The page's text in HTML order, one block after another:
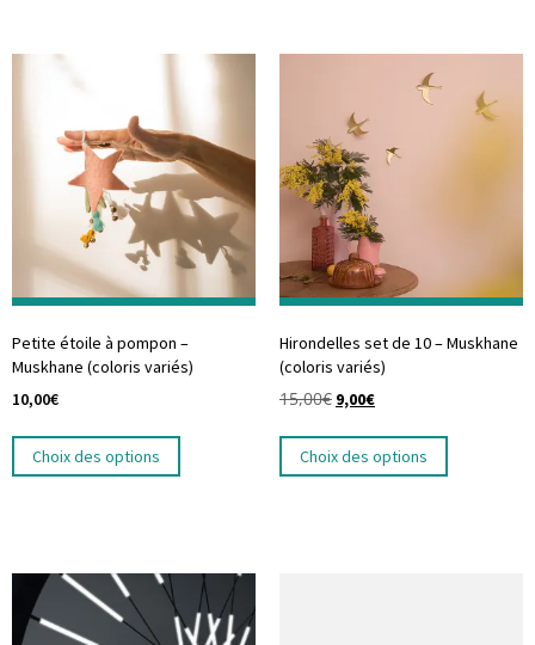
Petite étoile à pompon –
Muskhane (coloris variés)
10,00€
Choix des options
Hirondelles set de 10 – Muskhane
(coloris variés)
15,00€ 9,00€
Choix des options